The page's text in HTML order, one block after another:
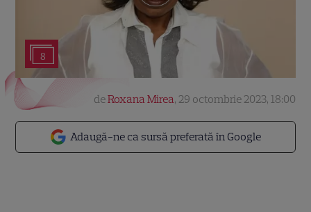
8
Adaugă-ne ca sursă preferată în Google
deRoxana Mirea, 29 octombrie 2023, 18:00